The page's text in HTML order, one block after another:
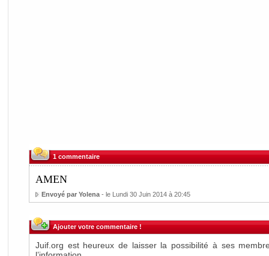
1 commentaire
AMEN
Envoyé par Yolena- le Lundi 30 Juin 2014 à 20:45
Ajouter votre commentaire !